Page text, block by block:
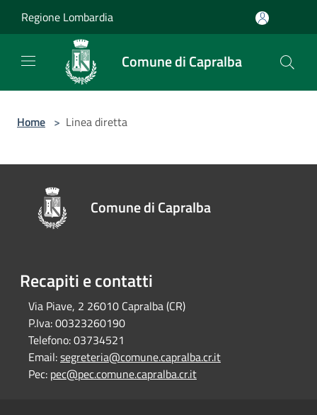
Regione Lombardia
Comune di Capralba
Home > Linea diretta
Comune di Capralba
Recapiti e contatti
Via Piave, 2 26010 Capralba (CR)
P.Iva:00323260190
Telefono:03734521
Email:segreteria@comune.capralba.cr.it
Pec: pec@pec.comune.capralba.cr.it